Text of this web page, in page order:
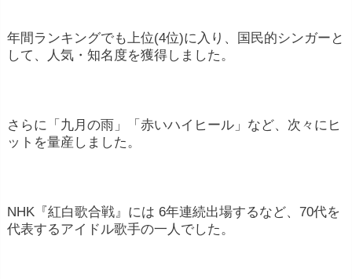
年間ランキングでも上位(4位)に入り、国民的シンガーと
して、人気・知名度を獲得しました。
さらに「九月の雨」「赤いハイヒール」など、次々にヒ
ットを量産しました。
NHK『紅白歌合戦』には 6年連続出場するなど、70代を
代表するアイドル歌手の一人でした。